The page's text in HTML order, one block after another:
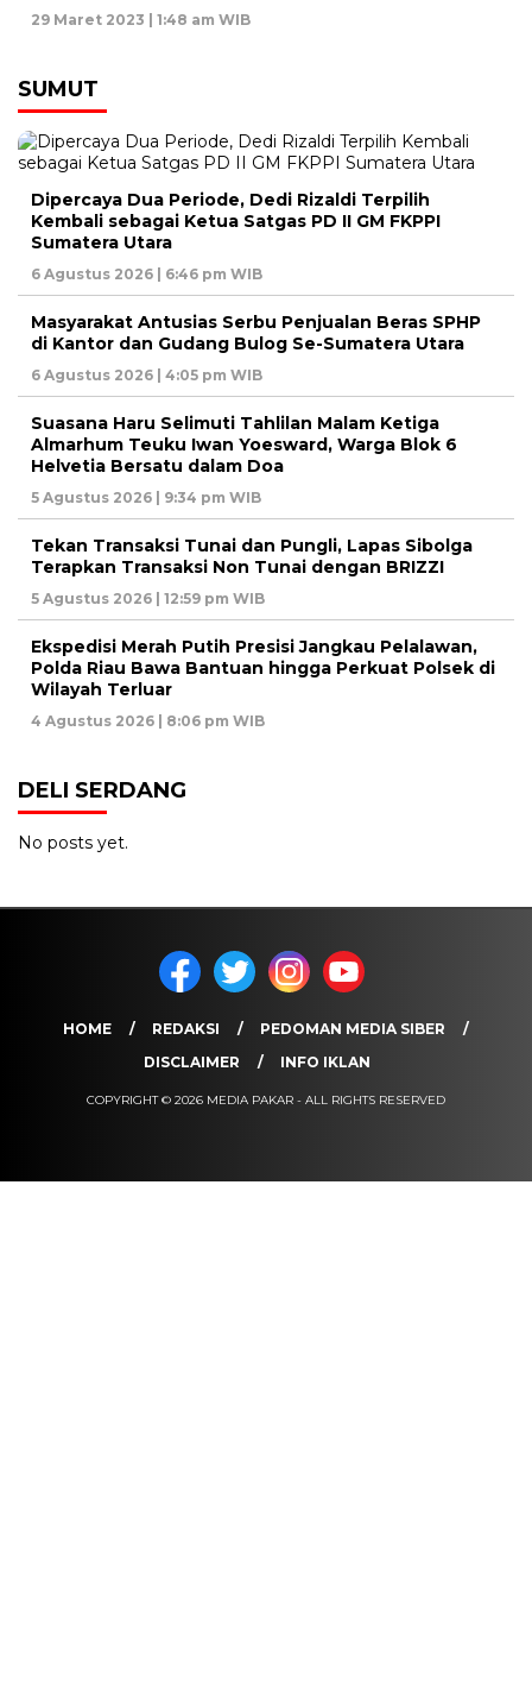
29 Maret 2023 | 1:48 am WIB
SUMUT
Dipercaya Dua Periode, Dedi Rizaldi Terpilih
Kembali sebagai Ketua Satgas PD II GM FKPPI
Sumatera Utara
6 Agustus 2026 | 6:46 pm WIB
Masyarakat Antusias Serbu Penjualan Beras SPHP
di Kantor dan Gudang Bulog Se-Sumatera Utara
6 Agustus 2026 | 4:05 pm WIB
Suasana Haru Selimuti Tahlilan Malam Ketiga
Almarhum Teuku Iwan Yoesward, Warga Blok 6
Helvetia Bersatu dalam Doa
5 Agustus 2026 | 9:34 pm WIB
Tekan Transaksi Tunai dan Pungli, Lapas Sibolga
Terapkan Transaksi Non Tunai dengan BRIZZI
5 Agustus 2026 | 12:59 pm WIB
Ekspedisi Merah Putih Presisi Jangkau Pelalawan,
Polda Riau Bawa Bantuan hingga Perkuat Polsek di
Wilayah Terluar
4 Agustus 2026 | 8:06 pm WIB
DELI SERDANG
No posts yet.
HOME REDAKSI
PEDOMAN MEDIA SIBER
DISCLAIMER
INFO IKLAN
COPYRIGHT © 2026 MEDIA PAKAR - ALL RIGHTS RESERVED